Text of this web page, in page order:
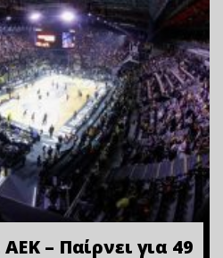
– Παίρνει για 49